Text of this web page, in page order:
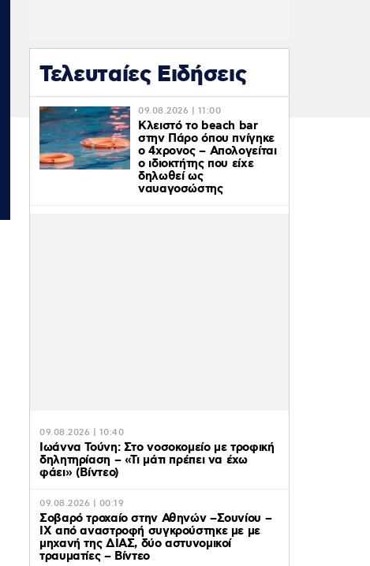
Τελευταίες Ειδήσεις
09.08.2026 | 11:00
Κλειστό το beach bar
στην Πάρο όπου πνίγηκε
ο 4χρονος – Απολογείται
ο ιδιοκτήτης που είχε
δηλωθεί ως
ναυαγοσώστης
09.08.2026 | 10:40
Ιωάννα Τούνη: Στο νοσοκομείο με τροφική
δηλητηρίαση – «Τι μάτι πρέπει να έχω
φάει» (Βίντεο)
09.08.2026 | 00:19
Σοβαρό τροχαίο στην Αθηνών –Σουνίου –
ΙΧ από αναστροφή συγκρούστηκε με με
μηχανή της ΔΙΑΣ, δύο αστυνομικοί
τραυματίες – Βίντεο